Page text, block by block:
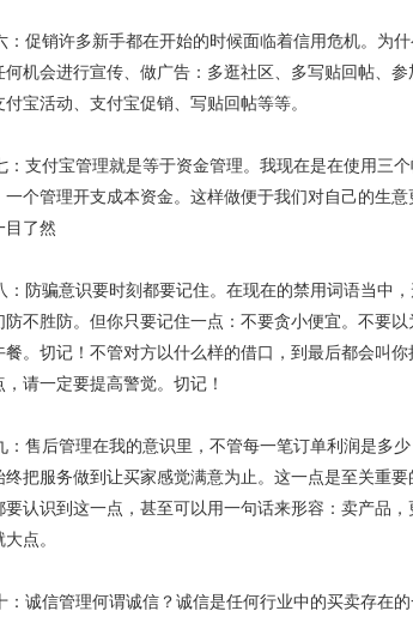
促销许多新手都在开始的时候面临着信用危机。为
何机会进行宣传、做广告：多逛社区、多写贴回帖、参
付宝活动、支付宝促销、写贴回帖等等。
支付宝管理就是等于资金管理。我现在是在使用三
一个管理开支成本资金。这样做便于我们对自己的生
目了然
防骗意识要时刻都要记住。在现在的禁用词语当中
防不胜防。但你只要记住一点：不要贪小便宜。不要
餐。切记！不管对方以什么样的借口，到最后都会叫
，请一定要提高警觉。切记！
售后管理在我的意识里，不管每一笔订单利润是多少
终把服务做到让买家感觉满意为止。这一点是至关重
要认识到这一点，甚至可以用一句话来形容：卖产品
点。
诚信管理何谓诚信？诚信是任何行业中的买卖存在